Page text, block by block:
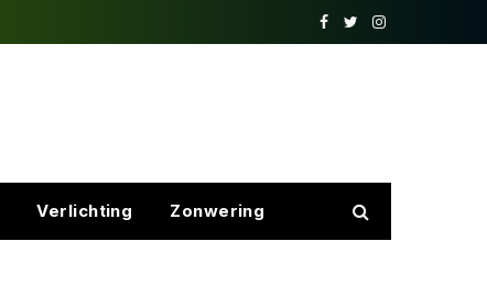
Facebook
TwitterInstagram
Verlichting Zonwering